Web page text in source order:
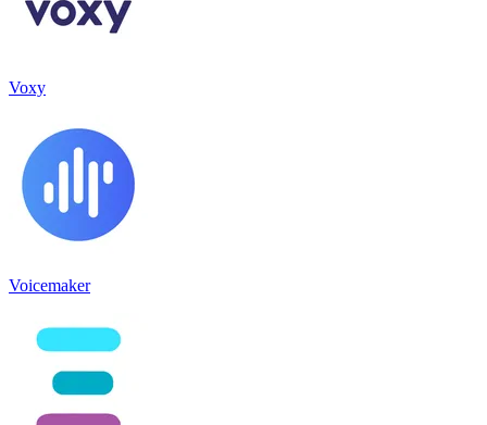
Voxy
Voicemaker